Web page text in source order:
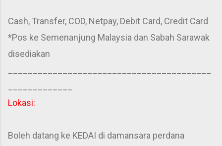
Cash, Transfer, COD, Netpay, Debit Card, Credit Card
*Pos ke Semenanjung Malaysia dan Sabah Sarawak
disediakan
Lokasi:
Boleh datang ke KEDAI di damansara perdana